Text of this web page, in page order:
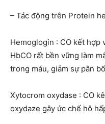
– Tác động trên Protein
Hemoglogin : CO kết
HbCO rất bền vững làm
trong máu, giảm sự pân
Xytocrom oxydase : CO
oxydaze gây ức chế hô